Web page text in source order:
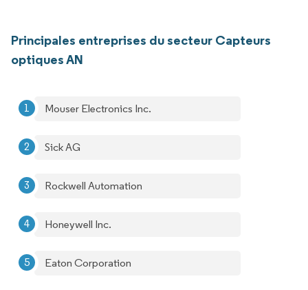
Principales entreprises du secteur Capteurs
optiques AN
Mouser Electronics Inc.
Sick AG
Rockwell Automation
Honeywell Inc.
Eaton Corporation